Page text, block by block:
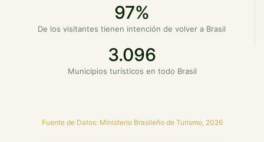
97%
De los visitantes tienen intención de volver a Brasil
3.096
Municipios turísticos en todo Brasil
Fuente de Datos: Ministerio Brasileño de Turismo, 2026